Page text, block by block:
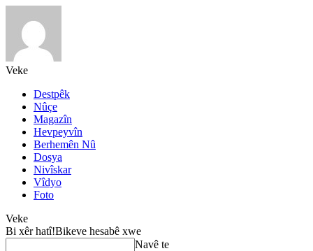
Veke
Destpêk
Nûçe
Magazîn
Hevpeyvîn
Berhemên Nû
Dosya
Nivîskar
Vîdyo
Foto
Veke
Bi xêr hatî!Bikeve hesabê xwe
Navê te